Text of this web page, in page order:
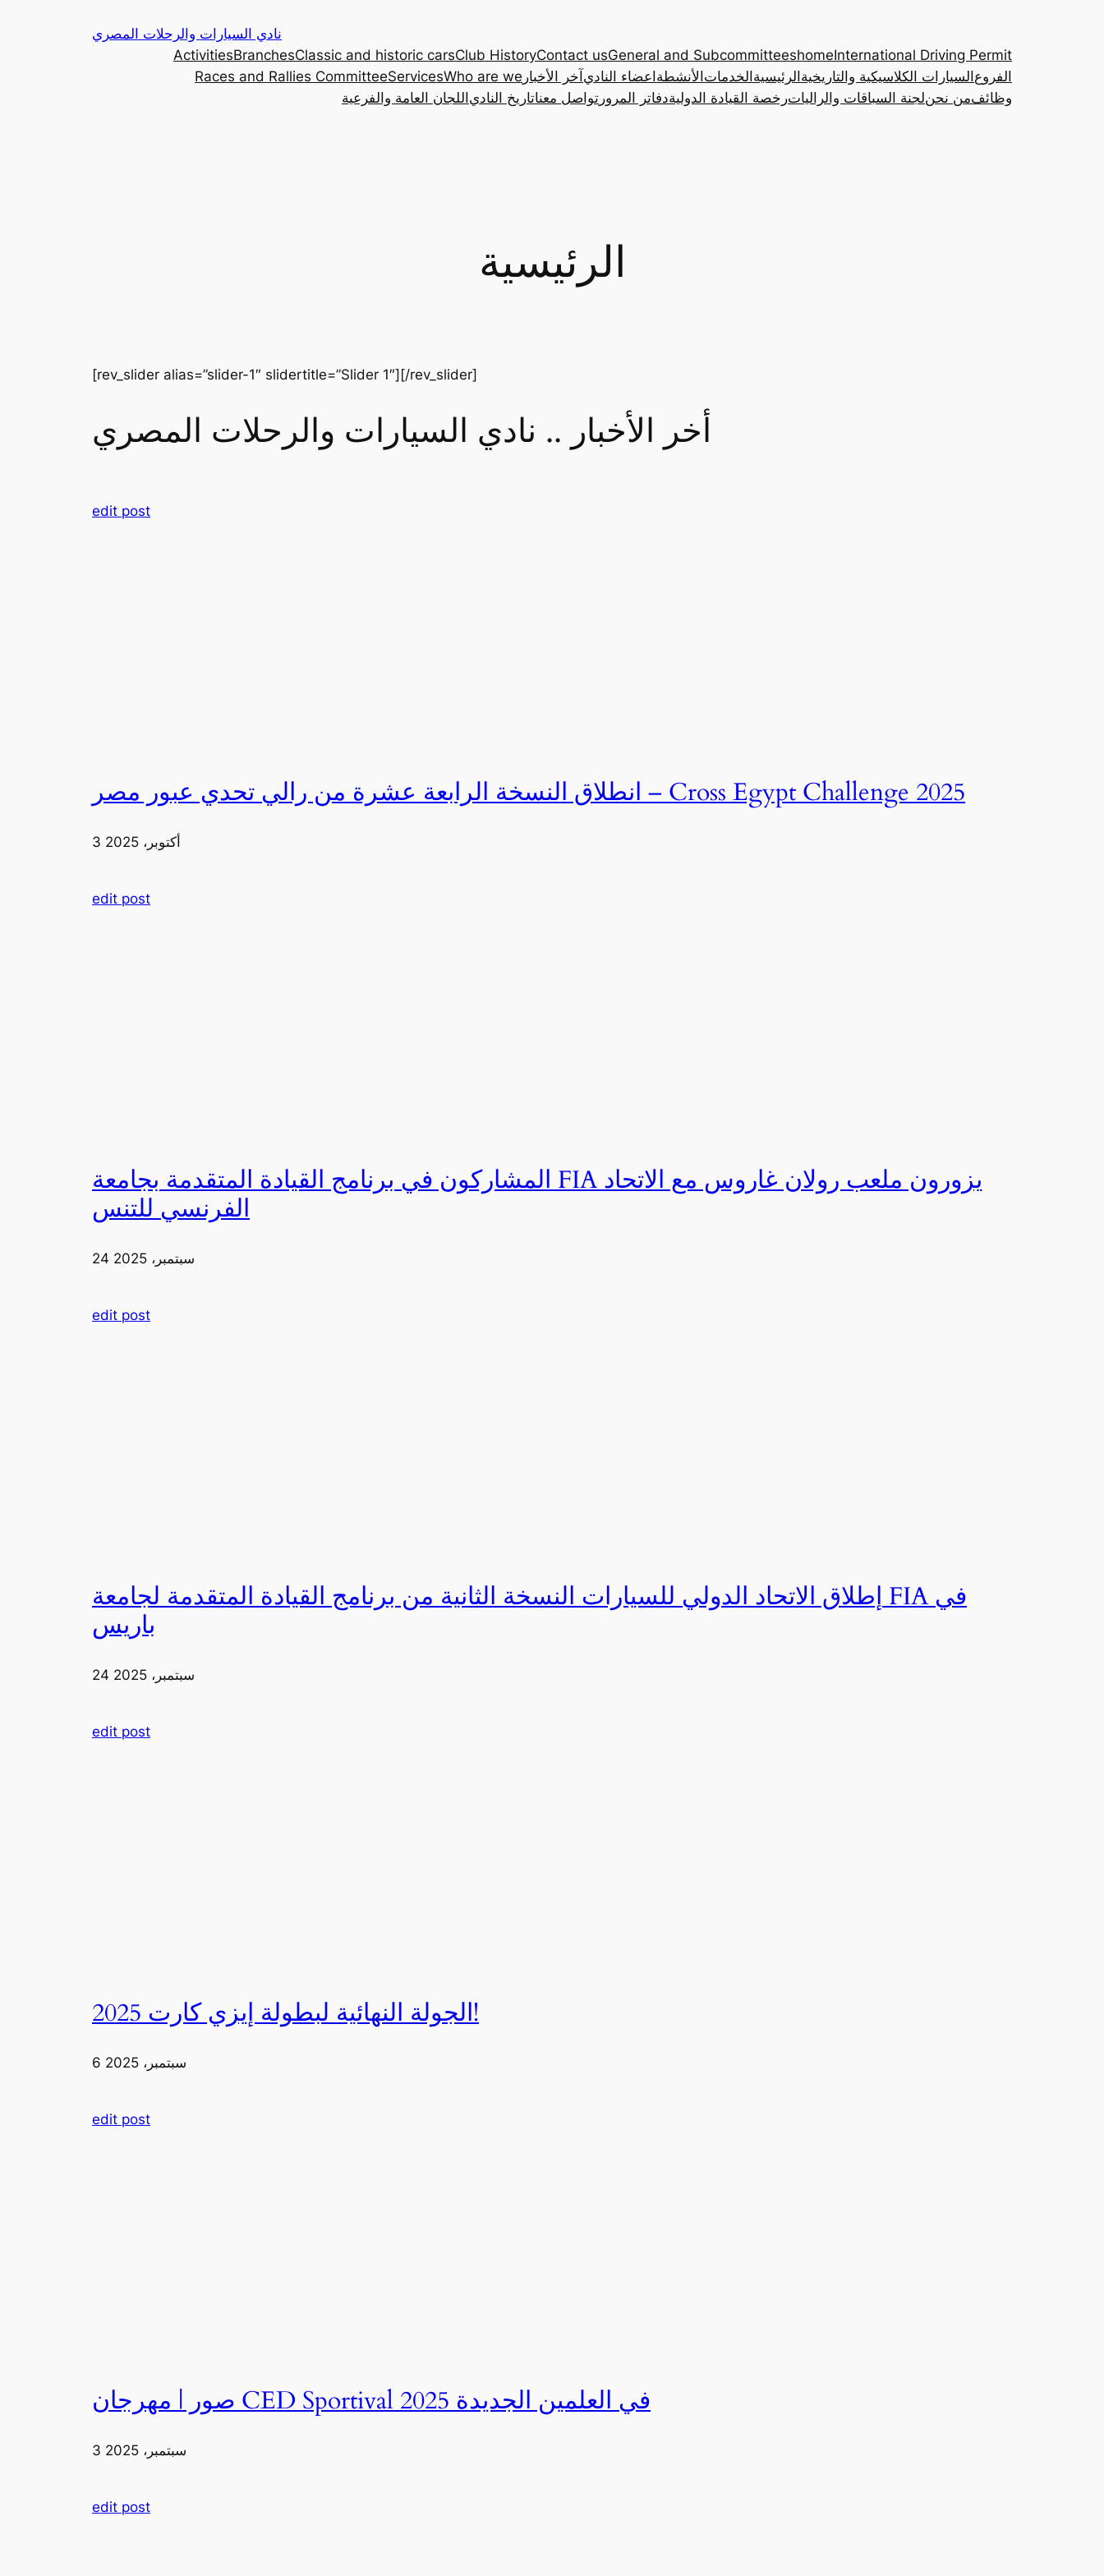
نادي السيارات والرحلات المصري
ActivitiesBranchesClassic and historic carsClub HistoryContact usGeneral and SubcommitteeshomeInternational Driving Permit
Races and Rallies CommitteeServicesWho are we آخر الأخبار اعضاء النادي الأنشطة الخدمات الرئيسية السيارات الكلاسيكية والتاريخية الفروع
اللجان العامة والفرعية تاريخ الناديتواصل معنا دفاتر المروررخصة القيادة الدوليةلجنة السباقات والرالياتمن نحنوظائف
الرئيسية
[rev_slider alias=”slider-1″ slidertitle=”Slider 1″][/rev_slider]
أخر الأخبار .. نادي السيارات والرحلات المصري
edit post
انطلاق النسخة الرابعة عشرة من رالي تحدي عبور مصر – Cross Egypt Challenge 2025
3 أكتوبر، 2025
edit post
المشاركون في برنامج القيادة المتقدمة بجامعة FIA يزورون ملعب رولان غاروس مع الاتحاد
الفرنسي للتنس
24 سبتمبر، 2025
edit post
إطلاق الاتحاد الدولي للسيارات النسخة الثانية من برنامج القيادة المتقدمة لجامعة FIA في
باريس
24 سبتمبر، 2025
edit post
الجولة النهائية لبطولة إيزي كارت 2025!
6 سبتمبر، 2025
edit post
صور | مهرجان CED Sportival في العلمين الجديدة 2025
3 سبتمبر، 2025
edit post